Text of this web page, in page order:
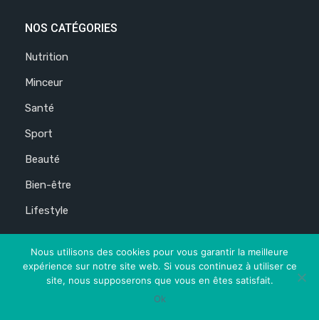
NOS CATÉGORIES
Nutrition
Minceur
Santé
Sport
Beauté
Bien-être
Lifestyle
LIENS RAPIDES
À propos
Nous utilisons des cookies pour vous garantir la meilleure
expérience sur notre site web. Si vous continuez à utiliser ce
site, nous supposerons que vous en êtes satisfait.
Ok